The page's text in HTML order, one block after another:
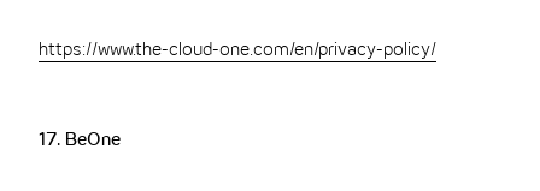
https://www.the-cloud-one.com/en/privacy-policy/
17. BeOne